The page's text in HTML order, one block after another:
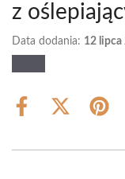
z
Data dodania: 12 lipca
Share
Share
(Twitter)